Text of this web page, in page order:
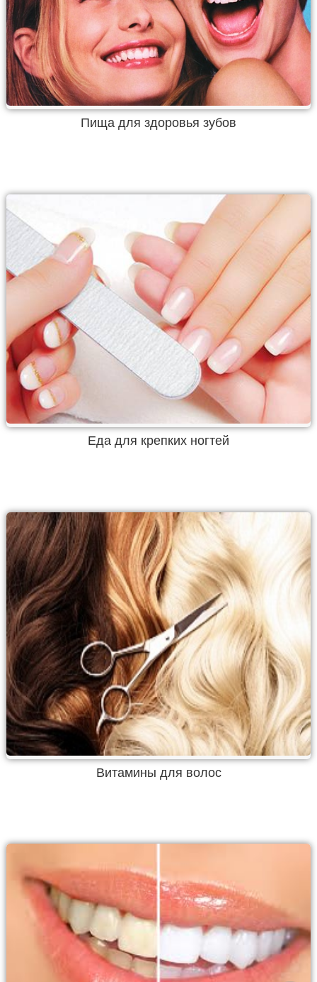
Пища для здоровья зубов
Еда для крепких ногтей
Витамины для волос